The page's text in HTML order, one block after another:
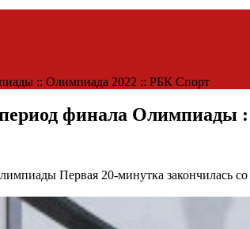
:: Олимпиада 2022 :: РБК Спорт
финала
Первая 20-минутка закончилась